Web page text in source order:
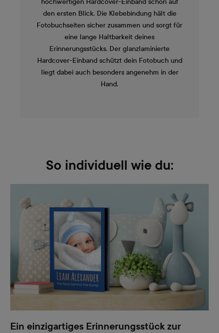
hochwertigen Hardcover-Einband schon auf
den ersten Blick. Die Klebebindung hält die
Fotobuchseiten sicher zusammen und sorgt für
eine lange Haltbarkeit deines
Erinnerungsstücks. Der glanzlaminierte
Hardcover-Einband schützt dein Fotobuch und
liegt dabei auch besonders angenehm in der
Hand.
So individuell wie du:
Ein einzigartiges Erinnerungsstück zur